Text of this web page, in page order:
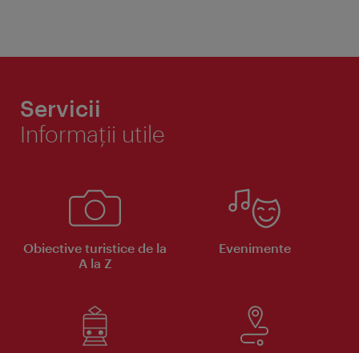
Servicii
Informaţii utile
Obiective turistice de la
A la Z
Evenimente